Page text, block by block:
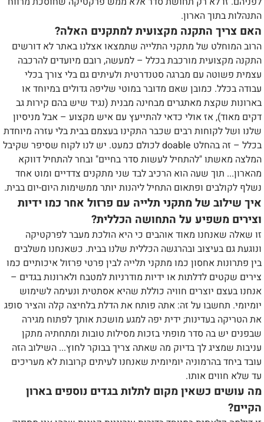
התנהלות בתוך הארון.
האם צריך התקנה מקצועית למתקנים האלה?
הרוב המוחלט של מתקני התלייה שתמצאו אצלנו באתר לא דורשים
התקנה מקצועית מורכבת בכלל – למעשה, רובם מיועדים להרכבה
עצמית פשוטה עם מברגה סטנדרטית ולעיתים גם בלי צורך בכלי
עבודה בכלל. כמובן שאם מדובר במוטי שליפה גדולים במיוחד או
בארונות שקצת מאתגרים מבחינה מבנית (נגיד שיש בהם קירות גב
דקים מאוד), אז אולי כדאי להתייעץ עם איש מקצוע – אבל מניסיון
שלנו ושל לקוחות רבים שכבר התקינו בעצמם בבית בלי עזרה מיוחדת
בכלל – זה בהחלט doable לכולם כמעט. יש לנו לקוח שסיפר שקיבל
המלצה מאשתו "להתחיל לעשות סדר בחיים" ובחר להתחיל דווקא
מהארון... תוך שעה הוא הרכיב לבד שני מתקנים צדדיים ומוט אחד
נשלף לקולבים ופתאום התחיל ליהנות יותר ממשימות היום-יום בבית.
איך שילוב של מתקני תלייה עם פרזול אחר כמו ידיות
וצירים משפיע על התחושה הכללית?
זו שאלה שאנחנו מאוד אוהבים כי היא הולכת מעבר לפרקטיקה
ונוגעת גם בעיצוב ובהרגשה הכללית שלנו בבית. כשאנחנו משלבים
בין פתרונות אחסון כמו מתקני תלייה לבין פרטי פרזול איכותיים כמו
צירים שקטים לדלתות או ידיות מודרניות למטבח ולארונות בגדים –
אנחנו בעצם יוצרים חוויה כוללת שהיא אסתטית ונעימה לשימוש
יומיומי. תחשבו על זה: אתה פותח את הדלת בלחיצה קלה והציר סופג
את הטריקה בעדינות; ידית יפה למגע מושכת אותך לפתוח מגירה
שבפנים יש בה סדר מופתי בזכות מסילות טובות ומתחתיה מתקן
עניבות שמציג לך בדיוק מה שאתה צריך בבוקר לחוץ... השילוב הזה
עובד ביחד בהרמוניה יומיומית שאנחנו לעיתים קרובות לא מעריכים
עד שלא חווים אותו.
מה עושים כשאין מקום לתלות בגדים נוספים בארון
הקיים?